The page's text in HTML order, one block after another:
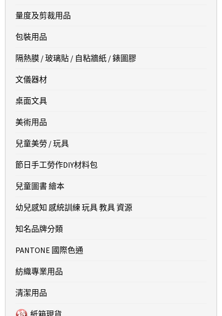
量度及剪裁用品
包裝用品
隔熱膜 / 玻璃貼 / 自粘牆紙 / 錶圖膠
文儀器材
桌面文具
美術用品
兒童美勞 / 玩具
節日手工勞作DIY材料包
兒童圖書 繪本
幼兒感知 感統訓練 玩具 教具 資源
知名品牌分類
PANTONE 國際色通
紡織專業用品
清潔用品
紙箱現貨